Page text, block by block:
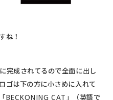
ね！
完成されてるので全面に出し
ゴは下の方に小さめに入れて
BECKONING CAT」（英語で